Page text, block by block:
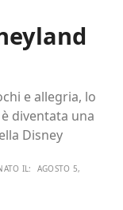
e allegria, lo
diventata una
Disney
IL: AGOSTO 5,